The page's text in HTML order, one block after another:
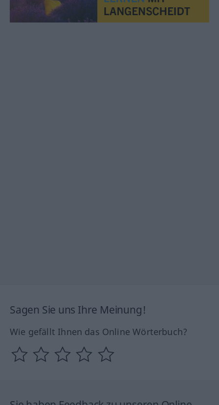
Sagen Sie uns Ihre Meinung!
Wie gefällt Ihnen das Online Wörterbuch?